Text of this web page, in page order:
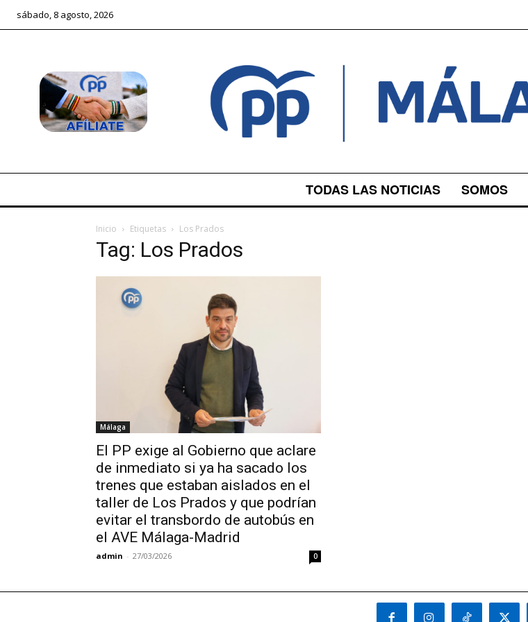
sábado, 8 agosto, 2026
TODAS LAS NOTICIAS SOMOS
Inicio Etiquetas Los Prados
Tag: Los Prados
Málaga
El PP exige al Gobierno que aclare
de inmediato si ya ha sacado los
trenes que estaban aislados en el
taller de Los Prados y que podrían
evitar el transbordo de autobús en
el AVE Málaga-Madrid
admin - 27/03/2026 0